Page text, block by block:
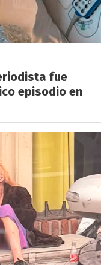
fue
episodio en